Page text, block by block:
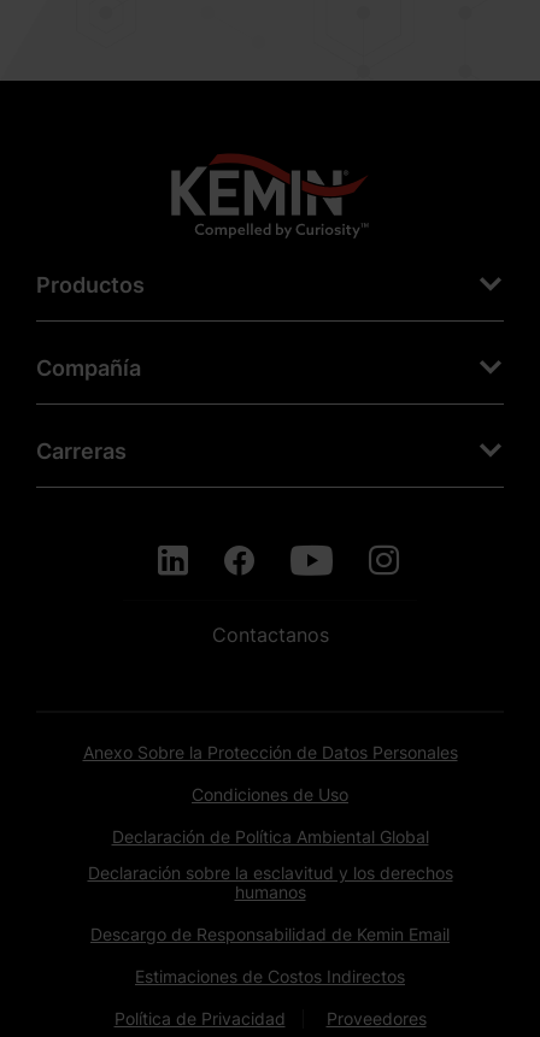
Productos
Compañía
Carreras
Contactanos
Anexo Sobre la Protección de Datos Personales
Condiciones de Uso
Declaración de Política Ambiental Global
Declaración sobre la esclavitud y los derechos
humanos
Descargo de Responsabilidad de Kemin Email
Estimaciones de Costos Indirectos
Política de Privacidad Proveedores